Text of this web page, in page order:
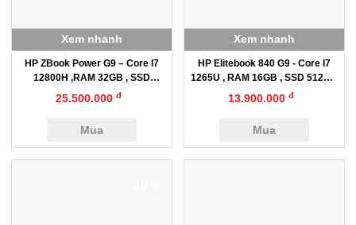
HP ZBook Power G9 – Core I7
12800H ,RAM 32GB , SSD
512GB ,RTX A2000 8GB , 15.6”
25.500.000đ
Mua
Xem nhanh
HP Elitebook 840 G9 - Core I7
1265U , RAM 16GB , SSD 512GB
, 14″ FHD
13.900.000đ
Mua
Xem nhanh